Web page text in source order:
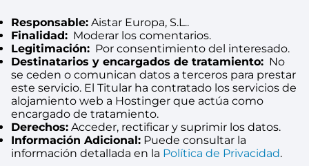
Responsable: Aistar Europa, S.L..
Finalidad: Moderar los comentarios.
Legitimación: Por consentimiento del interesado.
Destinatarios y encargados de tratamiento: No
se ceden o comunican datos a terceros para prestar
este servicio. El Titular ha contratado los servicios de
alojamiento web a Hostinger que actúa como
encargado de tratamiento.
Derechos: Acceder, rectificar y suprimir los datos.
Información Adicional: Puede consultar la
información detallada en la Política de Privacidad.